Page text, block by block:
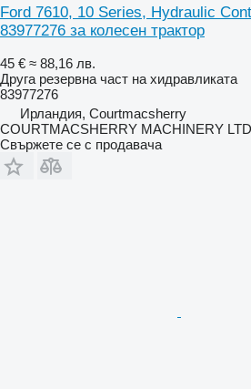
Ford 7610, 10 Series, Hydraulic
83977276 за колесен трактор
45 € ≈ 88,16 лв.
Друга резервна част на хидравликата
83977276
Ирландия, Courtmacsherry
COURTMACSHERRY MACHINERY LTD
Свържете се с продавача